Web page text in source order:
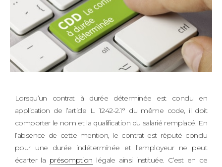
Lorsqu’un contrat à durée déterminée est conclu en
application de l’article L. 1242-2.1° du même code, il doit
comporter le nom et la qualification du salarié remplacé. En
l’absence de cette mention, le contrat est réputé conclu
pour une durée indéterminée et l’employeur ne peut
écarter la présomption légale ainsi instituée. C’est en ce